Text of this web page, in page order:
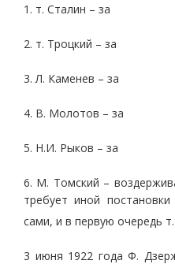
1. т. Сталин – за
2. т. Троцкий – за
3. Л. Каменев – за
4. В. Молотов – за
5. Н.И. Рыков – за
6. М. Томский –
требует иной
сами, и в первую очередь
3 июня 1922 года Ф.